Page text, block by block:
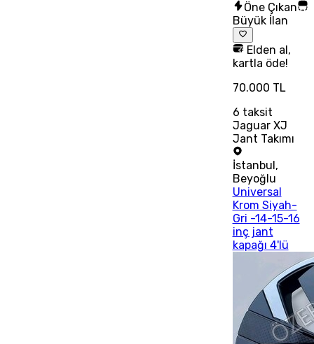
Öne Çıkan
Büyük İlan
Elden al,
kartla öde!
70.000 TL
6 taksit
Jaguar XJ
Jant Takımı
İstanbul,
Beyoğlu
Universal
Krom Siyah-
Gri -14-15-16
inç jant
kapağı 4'lü